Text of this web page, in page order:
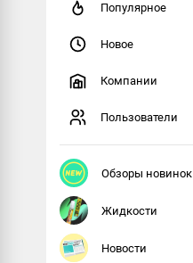
Популярное
Новое
Компании
Пользователи
Обзоры новинок
Жидкости
Новости